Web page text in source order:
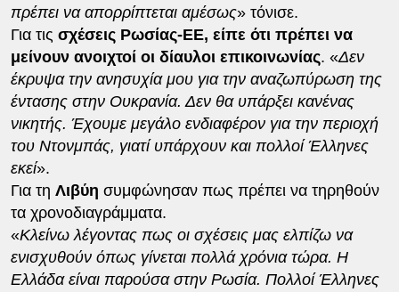
πρέπει να απορρίπτεται αμέσως» τόνισε.
Για τις σχέσεις Ρωσίας-ΕΕ, είπε ότι πρέπει να
μείνουν ανοιχτοί οι δίαυλοι επικοινωνίας. «Δεν
έκρυψα την ανησυχία μου για την αναζωπύρωση της
έντασης στην Ουκρανία. Δεν θα υπάρξει κανένας
νικητής. Έχουμε μεγάλο ενδιαφέρον για την περιοχή
του Ντονμπάς, γιατί υπάρχουν και πολλοί Έλληνες
εκεί».
Για τη Λιβύη συμφώνησαν πως πρέπει να τηρηθούν
τα χρονοδιαγράμματα.
«Κλείνω λέγοντας πως οι σχέσεις μας ελπίζω να
ενισχυθούν όπως γίνεται πολλά χρόνια τώρα. Η
Ελλάδα είναι παρούσα στην Ρωσία. Πολλοί Έλληνες